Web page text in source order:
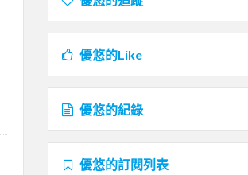
優悠的Like
優悠的紀錄
優悠的訂閱列表